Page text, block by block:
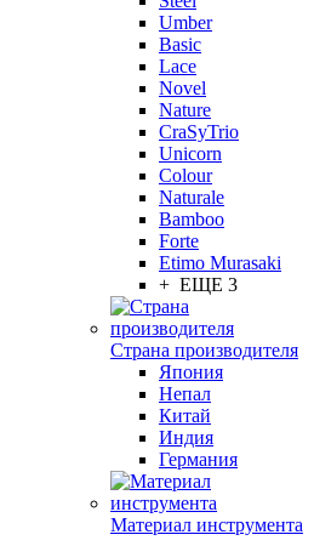
Umber
Basic
Lace
Novel
Nature
CraSyTrio
Unicorn
Colour
Naturale
Bamboo
Forte
Etimo Murasaki
+ ЕЩЕ 3
Страна производителя
Япония
Непал
Китай
Индия
Германия
Материал инструмента